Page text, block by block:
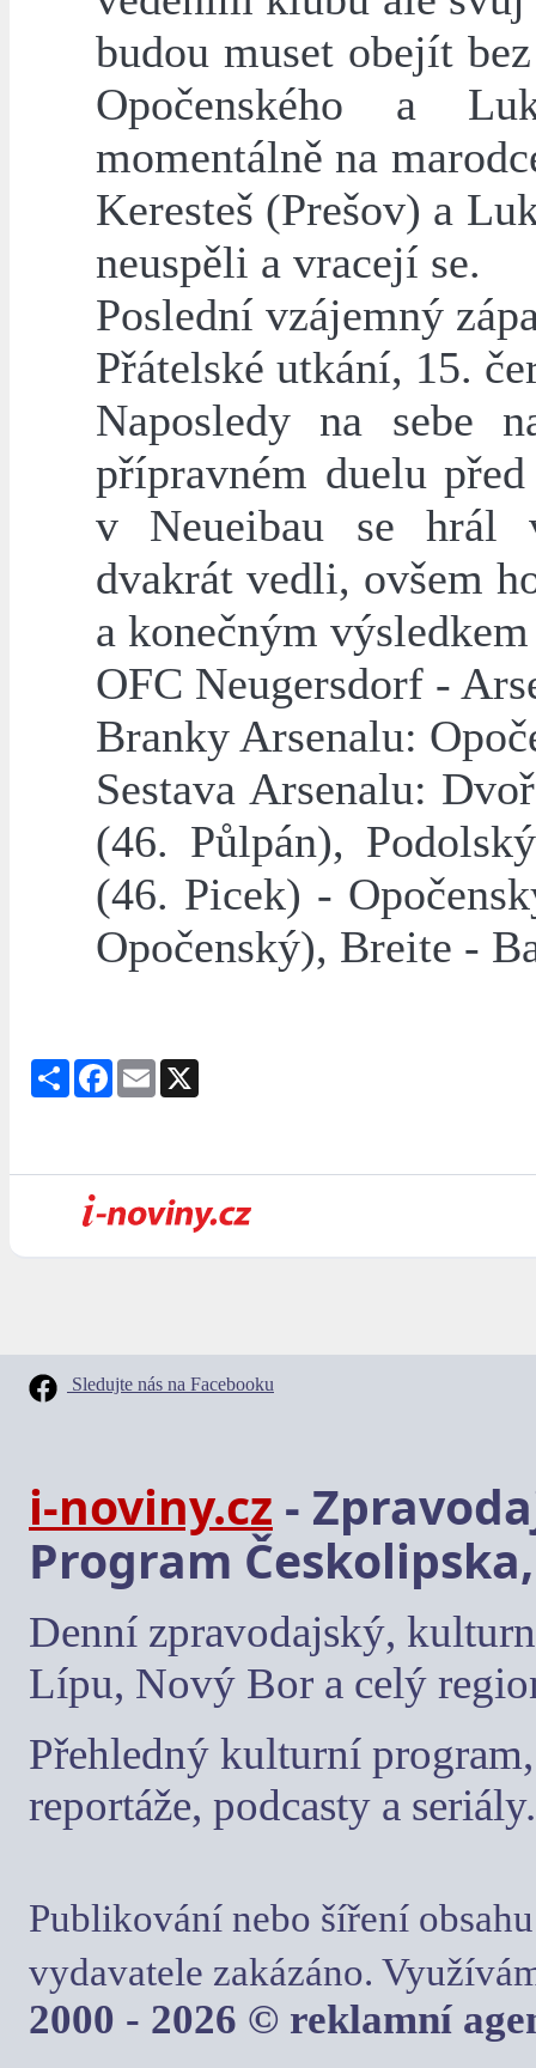
budou muset obejít
Opočenského a
momentálně na
Keresteš (Prešov) a
neuspěli a vracejí se.
Poslední vzájemný
Přátelské utkání, 15.
Naposledy na sebe
přípravném duelu
v Neueibau se hrál
dvakrát vedli, ovšem
a konečným
OFC Neugersdorf -
Branky Arsenalu:
Sestava Arsenalu:
(46. Půlpán),
(46. Picek) -
Opočenský), Breite -
Share Facebook
Email
Sledujte nás na Facebooku
i-noviny.cz -
Program
Denní zpravodajský,
Lípu, Nový Bor a celý
Přehledný kulturní
reportáže, podcasty a seriály.
Publikování nebo šíření
vydavatele zakázáno.
2000 - 2026 © reklamní